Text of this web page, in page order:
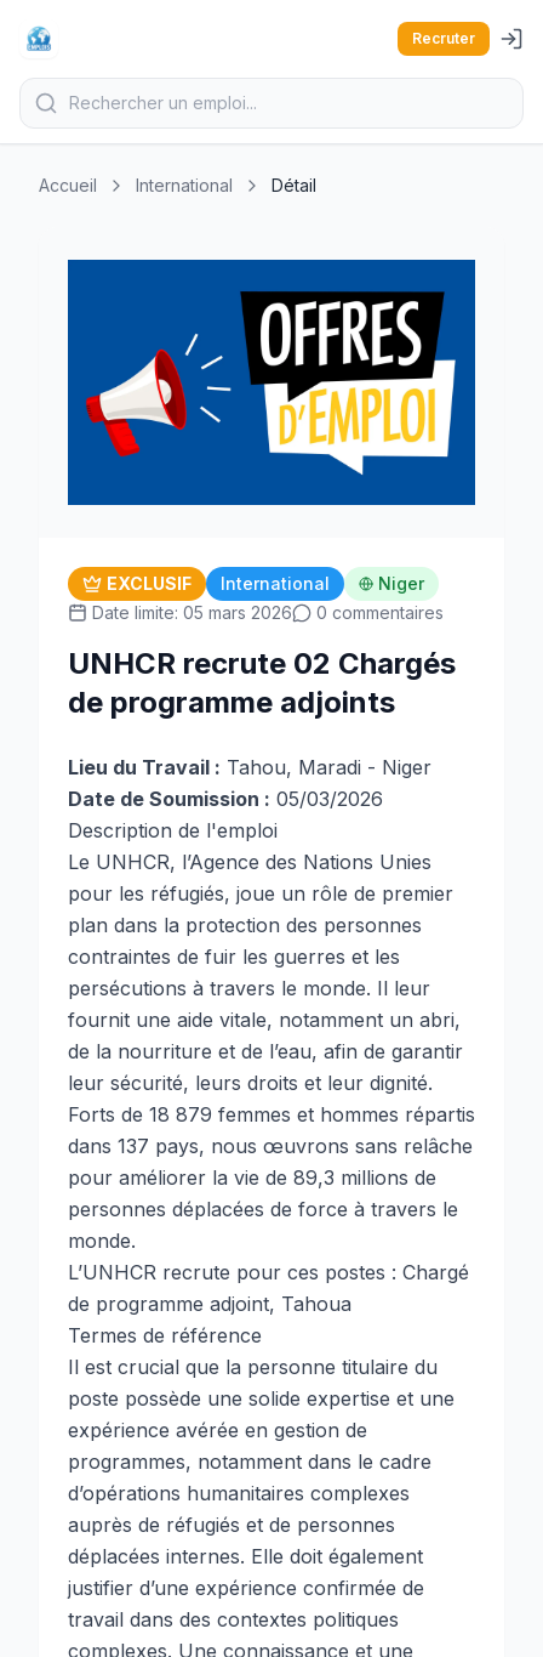
Recruter
Accueil International Détail
EXCLUSIF International
Niger
Date limite: 05 mars 2026
0 commentaires
UNHCR recrute 02 Chargés
de programme adjoints
Lieu du Travail : Tahou, Maradi - Niger
Date de Soumission : 05/03/2026
Description de l'emploi
Le UNHCR, l’Agence des Nations Unies
pour les réfugiés, joue un rôle de premier
plan dans la protection des personnes
contraintes de fuir les guerres et les
persécutions à travers le monde. Il leur
fournit une aide vitale, notamment un abri,
de la nourriture et de l’eau, afin de garantir
leur sécurité, leurs droits et leur dignité.
Forts de 18 879 femmes et hommes répartis
dans 137 pays, nous œuvrons sans relâche
pour améliorer la vie de 89,3 millions de
personnes déplacées de force à travers le
monde.
L’UNHCR recrute pour ces postes : Chargé
de programme adjoint, Tahoua
Termes de référence
Il est crucial que la personne titulaire du
poste possède une solide expertise et une
expérience avérée en gestion de
programmes, notamment dans le cadre
d’opérations humanitaires complexes
auprès de réfugiés et de personnes
déplacées internes. Elle doit également
justifier d’une expérience confirmée de
travail dans des contextes politiques
complexes. Une connaissance et une